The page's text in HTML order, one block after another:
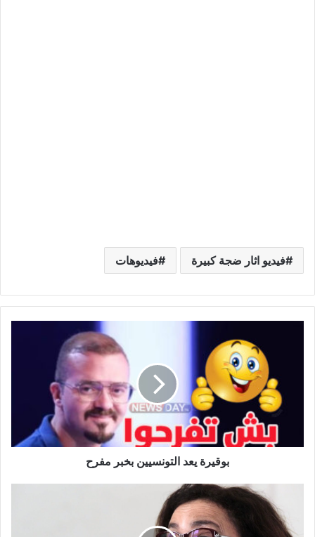
فيديو اثار ضجة كبيرة فيديوهات
بوقيرة يعد التونسيين بخبر مفرح
أشهر
سجنا